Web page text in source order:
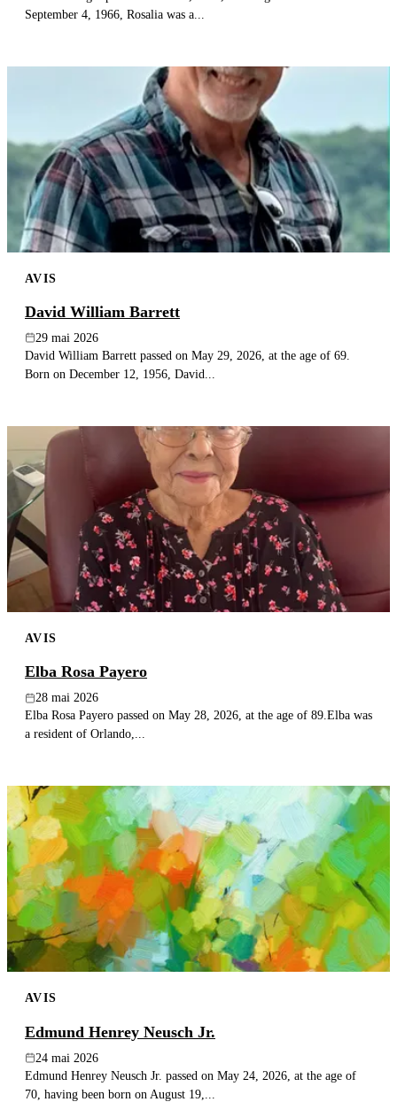
September 4, 1966, Rosalia was a...
AVIS
David William Barrett
29 mai 2026
David William Barrett passed on May 29, 2026, at the age of 69.
Born on December 12, 1956, David...
AVIS
Elba Rosa Payero
28 mai 2026
Elba Rosa Payero passed on May 28, 2026, at the age of 89.Elba was
a resident of Orlando,...
AVIS
Edmund Henrey Neusch Jr.
24 mai 2026
Edmund Henrey Neusch Jr. passed on May 24, 2026, at the age of
70, having been born on August 19,...